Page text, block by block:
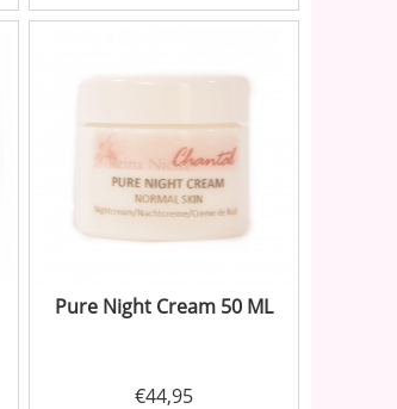
Pure Night Cream 50 ML
€44,95